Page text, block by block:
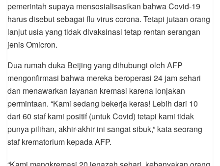
pemerintah supaya mensosialisasikan bahwa Covid-19
harus disebut sebagai flu virus corona. Tetapi jutaan orang
lanjut usia yang tidak divaksinasi tetap rentan serangan
jenis Omicron.
Dua rumah duka Beijing yang dihubungi oleh AFP
mengonfirmasi bahwa mereka beroperasi 24 jam sehari
dan menawarkan layanan kremasi karena lonjakan
permintaan. “Kami sedang bekerja keras! Lebih dari 10
dari 60 staf kami positif (untuk Covid) tetapi kami tidak
punya pilihan, akhir-akhir ini sangat sibuk,” kata seorang
staf krematorium kepada AFP.